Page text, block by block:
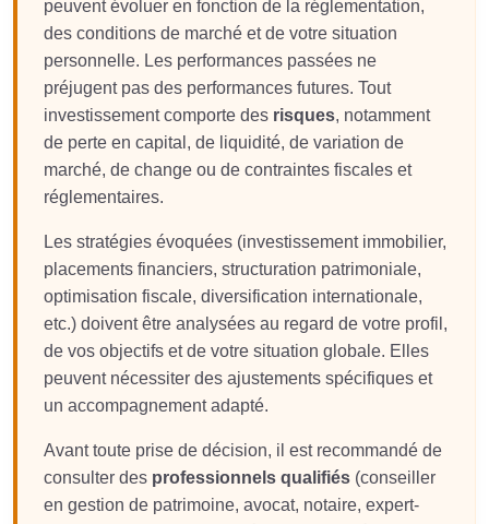
peuvent évoluer en fonction de la réglementation,
des conditions de marché et de votre situation
personnelle. Les performances passées ne
préjugent pas des performances futures. Tout
investissement comporte des risques, notamment
de perte en capital, de liquidité, de variation de
marché, de change ou de contraintes fiscales et
réglementaires.
Les stratégies évoquées (investissement immobilier,
placements financiers, structuration patrimoniale,
optimisation fiscale, diversification internationale,
etc.) doivent être analysées au regard de votre profil,
de vos objectifs et de votre situation globale. Elles
peuvent nécessiter des ajustements spécifiques et
un accompagnement adapté.
Avant toute prise de décision, il est recommandé de
consulter des professionnels qualifiés (conseiller
en gestion de patrimoine, avocat, notaire, expert-